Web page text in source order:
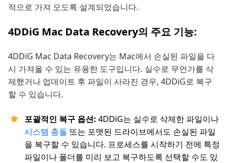
적으로 가져 오도록 설계되었습니다.
4DDiG Mac Data Recovery의 주요 기능:
4DDiG Mac Data Recovery는 Mac에서 손실된 파일을 다
시 가져올 수 있는 유용한 도구입니다. 실수로 무언가를 삭
제했거나 업데이트 후 파일이 사라진 경우, 4DDiG로 복구
할 수 있습니다.
포괄적인 복구 옵션: 4DDiG는 실수로 삭제한 파일이나
시스템 충돌 또는 포맷된 드라이브에서도 손실된 파일
을 복구할 수 있습니다. 프로세스를 시작하기 전에 특정
파일이나 폴더를 미리 보고 복구하도록 선택할 수도 있